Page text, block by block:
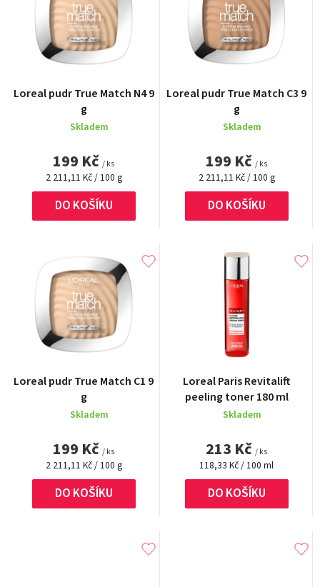
oLoreal pudr True Match N4 9
g
Skladem
199 Kč / ks
Měrná
cena:
2 211,11 Kč / 100 g
DO KOŠÍKU
Loreal pudr True Match C3 9
g
Skladem
199 Kč / ks
Měrná
cena:
2 211,11 Kč / 100 g
DO KOŠÍKU
Loreal pudr True Match C1 9
g
Skladem
199 Kč / ks
Měrná
cena:
2 211,11 Kč / 100 g
DO KOŠÍKU
Loreal Paris Revitalift
peeling toner 180 ml
hodnocení
produktu
je
z
5
hvězdiček.
Skladem
213 Kč / ks
Měrná
cena:
118,33 Kč / 100 ml
DO KOŠÍKU